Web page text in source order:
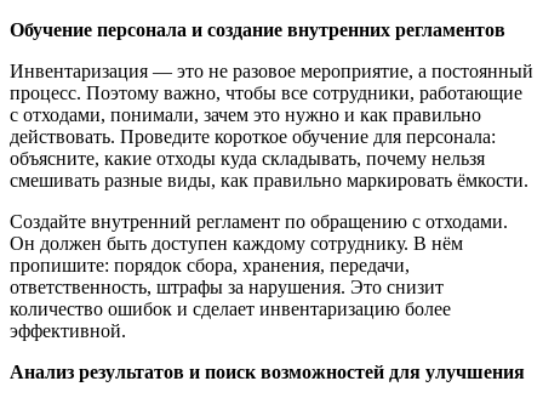
Обучение персонала и создание внутренних регламентов
Инвентаризация — это не разовое мероприятие, а постоянный
процесс. Поэтому важно, чтобы все сотрудники, работающие
с отходами, понимали, зачем это нужно и как правильно
действовать. Проведите короткое обучение для персонала:
объясните, какие отходы куда складывать, почему нельзя
смешивать разные виды, как правильно маркировать ёмкости.
Создайте внутренний регламент по обращению с отходами.
Он должен быть доступен каждому сотруднику. В нём
пропишите: порядок сбора, хранения, передачи,
ответственность, штрафы за нарушения. Это снизит
количество ошибок и сделает инвентаризацию более
эффективной.
Анализ результатов и поиск возможностей для улучшения